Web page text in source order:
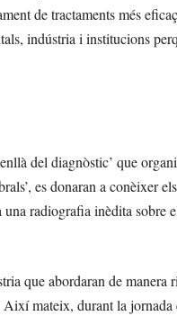
de tractaments més
indústria i institucions
del diagnòstic’ que
es donaran a conèixer
radiografia inèdita sobre
que abordaran de manera
mateix, durant la jornada